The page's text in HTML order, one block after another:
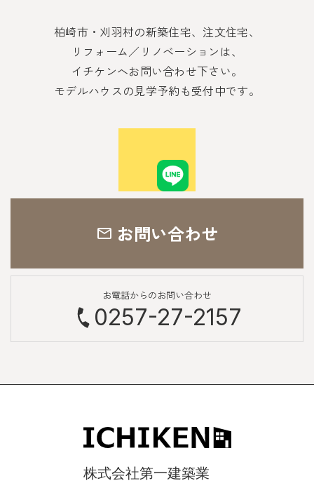
柏崎市・刈羽村の新築住宅、注文住宅、
リフォーム／リノベーションは、
イチケンへお問い合わせ下さい。
モデルハウスの見学予約も受付中です。
お問い合わせ
お電話からのお問い合わせ
0257-27-2157